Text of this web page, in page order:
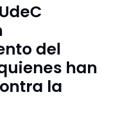
del
han
la